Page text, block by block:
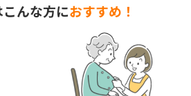
んな方におすすめ！